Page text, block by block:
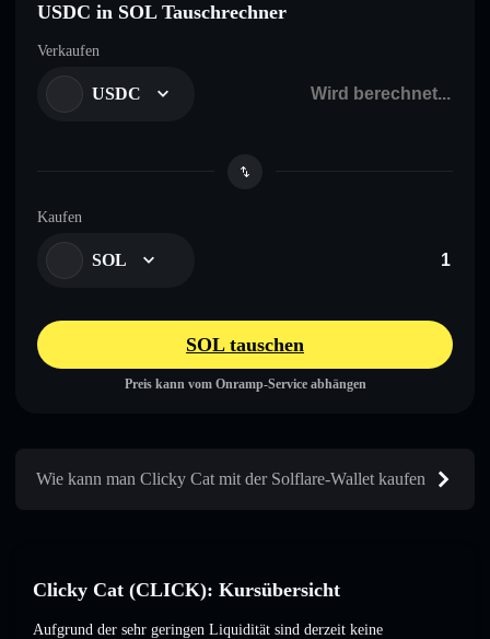
USDC in SOL Tauschrechner
Verkaufen
USDC
Kaufen
SOL
SOL tauschen
Preis kann vom Onramp-Service abhängen
Wie kann man Clicky Cat mit der Solflare-Wallet kaufen
Clicky Cat (CLICK): Kursübersicht
Aufgrund der sehr geringen Liquidität sind derzeit keine